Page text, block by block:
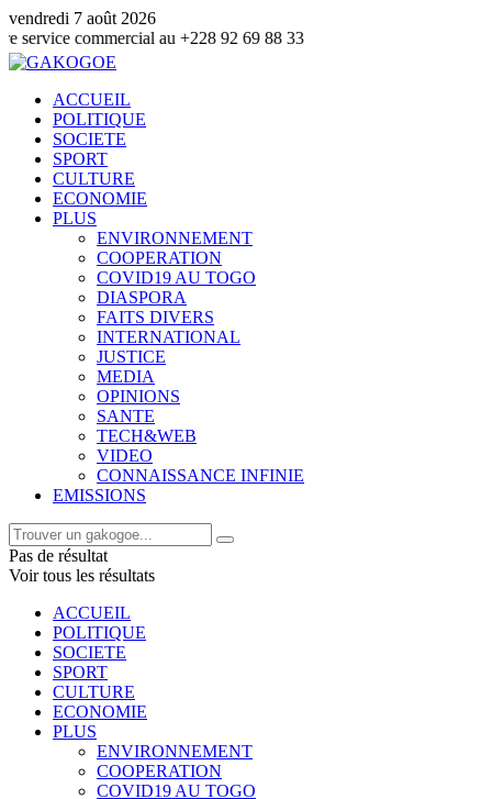
vendredi 7 août 2026
au +228 92 69 88 33
ACCUEIL
POLITIQUE
SOCIETE
SPORT
CULTURE
ECONOMIE
PLUS
ENVIRONNEMENT
COOPERATION
COVID19 AU TOGO
DIASPORA
FAITS DIVERS
INTERNATIONAL
JUSTICE
MEDIA
OPINIONS
SANTE
TECH&WEB
VIDEO
CONNAISSANCE INFINIE
EMISSIONS
Pas de résultat
Voir tous les résultats
ACCUEIL
POLITIQUE
SOCIETE
SPORT
CULTURE
ECONOMIE
PLUS
ENVIRONNEMENT
COOPERATION
COVID19 AU TOGO